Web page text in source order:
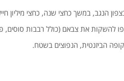
הנגב, במשך כחצי שנה, כחצי מיליון
להשקות את צבאם (כולל רבבות סוסים,
הביזנטית, הנפוצים בשטח.